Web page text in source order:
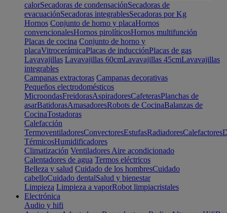
calorSecadoras de condensaciónSecadoras de
evacuaciónSecadoras integrablesSecadoras por Kg
Hornos Conjunto de horno y placaHornos
convencionalesHornos pirolíticosHornos multifunción
Placas de cocina Conjunto de horno y
placaVitrocerámicaPlacas de inducciónPlacas de gas
Lavavajillas Lavavajillas 60cmLavavajillas 45cmLavavajillas
integrables
Campanas extractoras Campanas decorativas
Pequeños electrodomésticos
MicroondasFreidorasAspiradoresCafeterasPlanchas de
asarBatidorasAmasadoresRobots de CocinaBalanzas de
CocinaTostadoras
Calefacción
TermoventiladoresConvectoresEstufasRadiadoresCalefactores
TérmicosHumidificadores
Climatización Ventiladores Aire acondicionado
Calentadores de agua Termos eléctricos
Belleza y salud Cuidado de los hombresCuidado
cabelloCuidado dentalSalud y bienestar
Limpieza Limpieza a vaporRobot limpiacristales
Electrónica
Audio y hifi